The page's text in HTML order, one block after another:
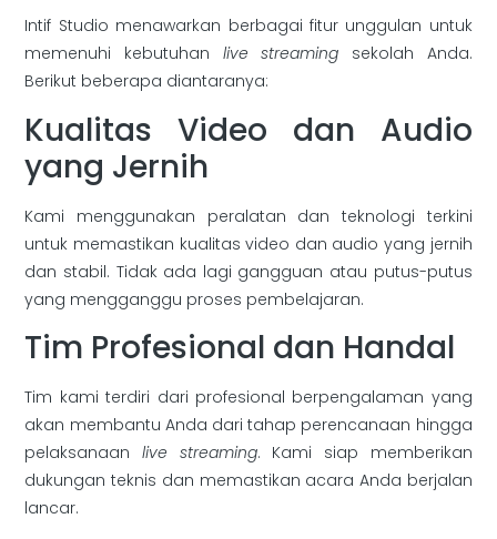
Intif Studio menawarkan berbagai fitur unggulan untuk
memenuhi kebutuhan live streaming sekolah Anda.
Berikut beberapa diantaranya:
Kualitas Video dan Audio
yang Jernih
Kami menggunakan peralatan dan teknologi terkini
untuk memastikan kualitas video dan audio yang jernih
dan stabil. Tidak ada lagi gangguan atau putus-putus
yang mengganggu proses pembelajaran.
Tim Profesional dan Handal
Tim kami terdiri dari profesional berpengalaman yang
akan membantu Anda dari tahap perencanaan hingga
pelaksanaanlive streaming. Kami siap memberikan
dukungan teknis dan memastikan acara Anda berjalan
lancar.